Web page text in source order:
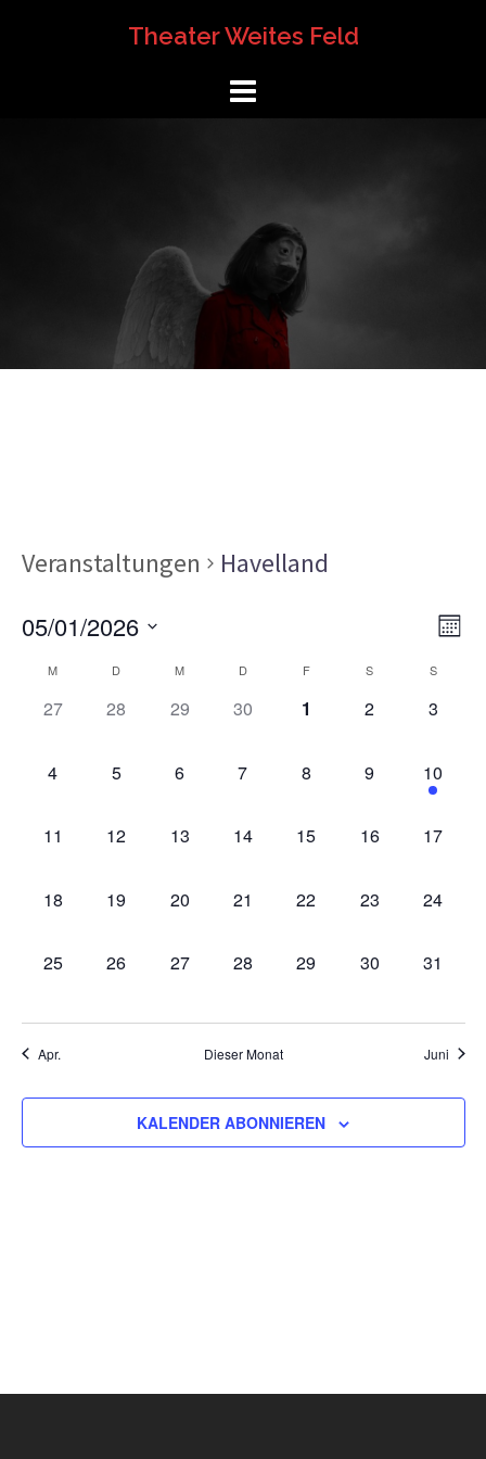
Theater Weites Feld
Veranstaltungen Havelland
05/01/2026
Kalender
von
M D M D F S S
0
27
0
28
0
29
0
30
0
1
0
2
0
3
0
4
0
5
0
6
0
7
0
VERANSTALTUNGEN,
8
0
9
1
10
0
11
0
12
0
13
0
14
0
15
0
16
0
17
0
18
0
19
0
20
0
21
0
22
0
23
0
24
0
25
0
26
0
27
0
28
0
29
0
30
0
31
Apr. Dieser Monat Juni
KALENDER ABONNIEREN